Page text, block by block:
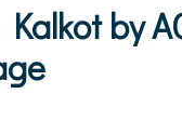
by